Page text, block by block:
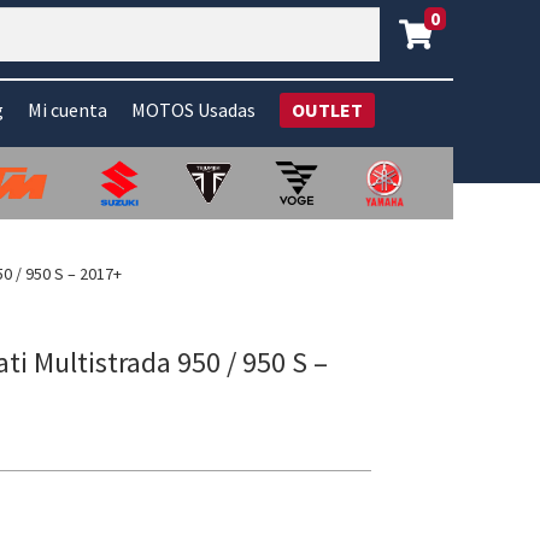
0
Mi cuenta MOTOS Usadas OUTLET
/ 950 S – 2017+
Multistrada 950 / 950 S –